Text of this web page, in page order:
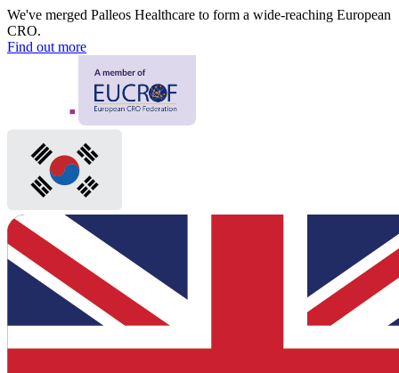
We've merged Palleos Healthcare to form a wide-reaching European
CRO.
Find out more